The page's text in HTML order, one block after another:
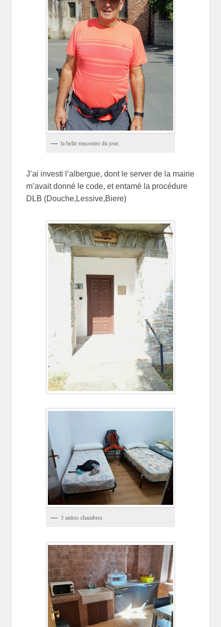
la belle rencontre du jour.
J’ai investi l’albergue, dont le server de la mairie
m’avait donné le code, et entamé la procédure
DLB (Douche,Lessive,Biere)
3 autres chambres